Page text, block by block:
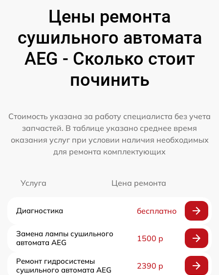
Цены ремонта
сушильного автомата
AEG - Сколько стоит
починить
Стоимость указана за работу специалиста без учета
запчастей. В таблице указано среднее время
оказания услуг при условии наличия необходимых
для ремонта комплектующих
Услуга Цена ремонта
Диагностика бесплатно
Замена лампы сушильного
автомата AEG
1500 р
Ремонт гидросистемы
сушильного автомата AEG
2390 р